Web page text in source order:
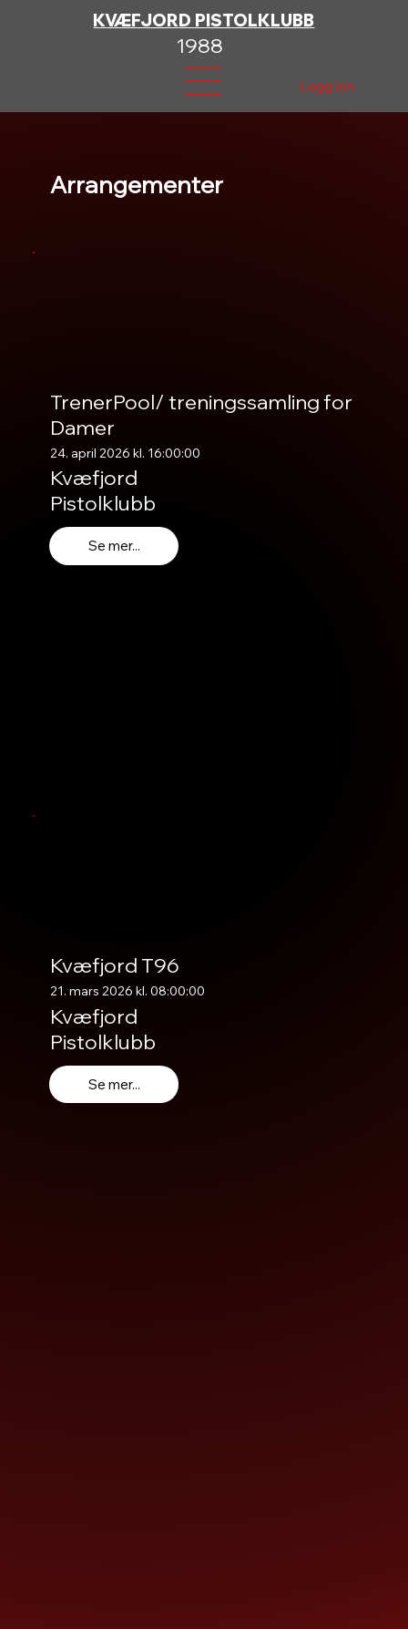
KVÆFJORD PISTOLKLUBB
1988
Logg inn
Arrangementer
TrenerPool/ treningssamling for
Damer
24. april 2026 kl. 16:00:00
Kvæfjord
Pistolklubb
Se mer...
Kvæfjord T96
21. mars 2026 kl. 08:00:00
Kvæfjord
Pistolklubb
Se mer...